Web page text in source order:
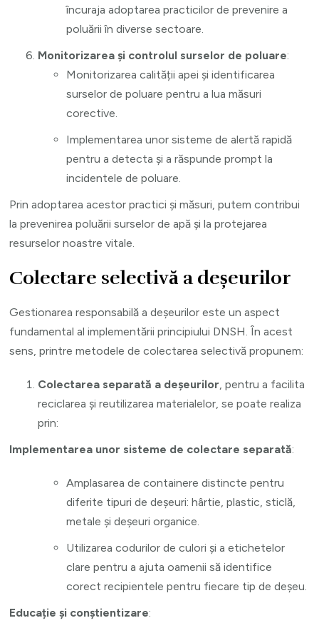
încuraja adoptarea practicilor de prevenire a
poluării în diverse sectoare.
Monitorizarea și controlul surselor de poluare:
Monitorizarea calității apei și identificarea
surselor de poluare pentru a lua măsuri
corective.
Implementarea unor sisteme de alertă rapidă
pentru a detecta și a răspunde prompt la
incidentele de poluare.
Prin adoptarea acestor practici și măsuri, putem contribui
la prevenirea poluării surselor de apă și la protejarea
resurselor noastre vitale.
Colectare selectivă a deșeurilor
Gestionarea responsabilă a deșeurilor este un aspect
fundamental al implementării principiului DNSH. În acest
sens, printre metodele de colectarea selectivă propunem:
Colectarea separată a deșeurilor, pentru a facilita
reciclarea și reutilizarea materialelor, se poate realiza
prin:
Implementarea unor sisteme de colectare separată:
Amplasarea de containere distincte pentru
diferite tipuri de deșeuri: hârtie, plastic, sticlă,
metale și deșeuri organice.
Utilizarea codurilor de culori și a etichetelor
clare pentru a ajuta oamenii să identifice
corect recipientele pentru fiecare tip de deșeu.
Educație și conștientizare: